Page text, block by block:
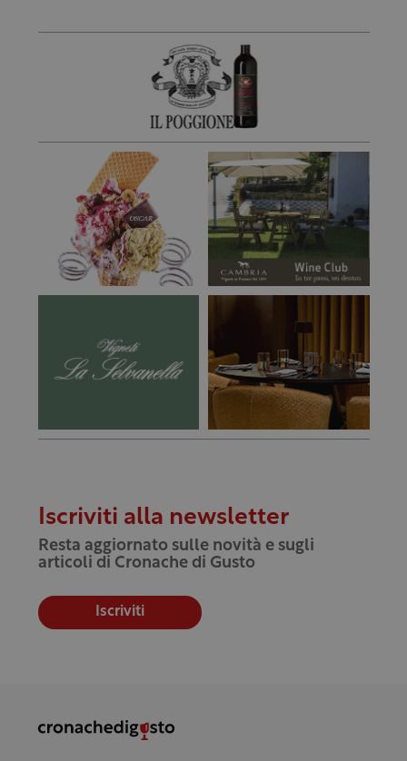
Iscriviti alla newsletter
Resta aggiornato sulle novità e sugli
articoli di Cronache di Gusto
Iscriviti